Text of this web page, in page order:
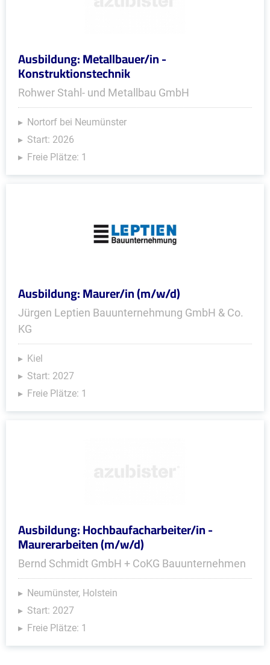
Ausbildung: Metallbauer/in -
Konstruktionstechnik
Rohwer Stahl- und Metallbau GmbH
Nortorf bei Neumünster
Start: 2026
Freie Plätze: 1
Ausbildung: Maurer/in (m/w/d)
Jürgen Leptien Bauunternehmung GmbH & Co.
KG
Kiel
Start: 2027
Freie Plätze: 1
Ausbildung: Hochbaufacharbeiter/in -
Maurerarbeiten (m/w/d)
Bernd Schmidt GmbH + CoKG Bauunternehmen
Neumünster, Holstein
Start: 2027
Freie Plätze: 1